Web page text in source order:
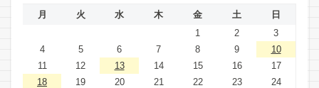
月 火 水 木 金 土
日
1
2
3
4
5 6 7 8 9
10
11
12 13 14 15 16
17
18
19 20 21 22 23
24